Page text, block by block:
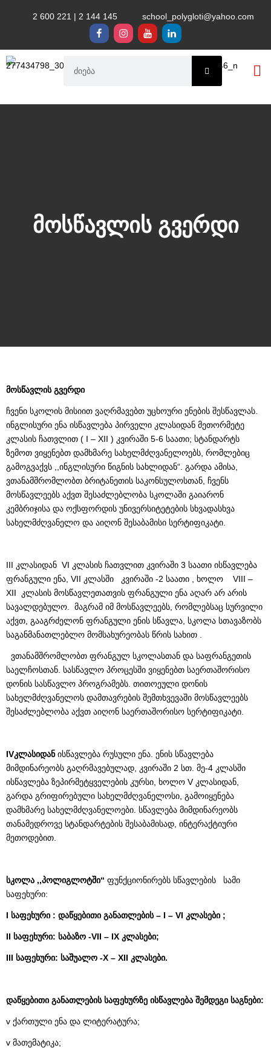
2 600 221 | 2 144 145 school_polygloti@yahoo.com
მოსწავლის გვერდი
მოსწავლის გვერდი
ჩვენი სკოლის მისიით ვაღრმავებთ უცხოური ენების შესწავლას.
ინგლისური ენა ისწავლება პირველი კლასიდან მეთორმეტე
კლასის ჩათვლით ( I – XII ) კვირაში 5-6 საათი; სტანდარტს
ზემოთ ვიყენებთ დამხმარე სახელმძღვანელოებს, რომლებიც
გამოგვაქვს ,,ინგლისური წიგნის სახლიდან“. გარდა ამისა,
ვთანამშრომლობთ ბრიტანეთის საკონსულოსთან, ჩვენს
მოსწავლეებს აქვთ შესაძლებლობა სკოლაში გაიარონ
კემბრიჯისა და ოქსფორდის უნივერსიტეტების სხვადასხვა
სახელმძღვანელო და აიღონ შესაბამისი სერტიფიკატი.
III კლასიდან VI კლასის ჩათვლით კვირაში 3 საათი ისწავლება
ფრანგული ენა, VII კლასში კვირაში -2 საათი , ხოლო VIII –
XII კლასის მოსწავლეთათვის ფრანგული ენა აღარ არ არის
სავალდებულო. მაგრამ იმ მოსწავლეებს, რომლებსაც სურვილი
აქვთ, გააგრძელონ ფრანგული ენის სწავლა, სკოლა სთავაზობს
საგანმანათლებლო მომსახურეობას წრის სახით .
ვთანამშრომლობთ ფრანგულ სკოლასთან და საფრანგეთის
საელჩოსთან. სასწავლო პროცესში ვიყენებთ საერთაშორისო
დონის სასწავლო პროგრამებს. თითოეული დონის
სახელმძღვანელოს დამთავრების შემთხვევაში მოსწავლეებს
შესაძლებლობა აქვთ აიღონ საერთაშორისო სერტიფიკატი.
IVკლასიდანისწავლება რუსული ენა. ენის სწავლება
მიმდინარეობს გაღრმავებულად, კვირაში 2 სთ. მე-4 კლასში
ისწავლება ზეპირმეტყველების კურსი, ხოლო V კლასიდან,
გარდა გრიფირებული სახელმძღვანელოსი, გამოიყენება
დამხმარე სახელმძღვანელოები. სწავლება მიმდინარეობს
თანამედროვე სტანდარტების შესაბამისად, ინტერაქტიური
მეთოდებით.
სკოლა ,,პოლიგლოტში“ ფუნქციონირებს სწავლების სამი
საფეხური:
I საფეხური : დაწყებითი განათლების – I – VI კლასები ;
II საფეხური: საბაზო -VII – IX კლასები;
III საფეხური: საშუალო -X – XII კლასები.
დაწყებითი განათლების საფეხურზე ისწავლება შემდეგი საგნები:
v ქართული ენა და ლიტერატურა;
v მათემატიკა;